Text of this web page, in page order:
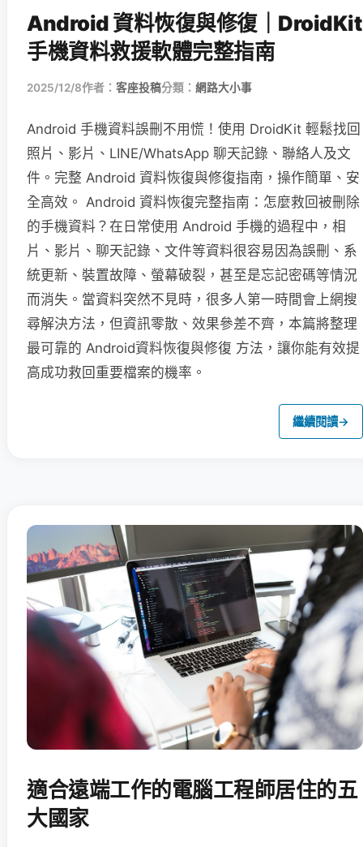
Android 資料恢復與修復｜DroidKit
手機資料救援軟體完整指南
2025/12/8作者： 客座投稿分類： 網路大小事
Android 手機資料誤刪不用慌！使用 DroidKit 輕鬆找回
照片、影片、LINE/WhatsApp 聊天記錄、聯絡人及文
件。完整 Android 資料恢復與修復指南，操作簡單、安
全高效。 Android 資料恢復完整指南：怎麼救回被刪除
的手機資料？在日常使用 Android 手機的過程中，相
片、影片、聊天記錄、文件等資料很容易因為誤刪、系
統更新、裝置故障、螢幕破裂，甚至是忘記密碼等情況
而消失。當資料突然不見時，很多人第一時間會上網搜
尋解決方法，但資訊零散、效果參差不齊，本篇將整理
最可靠的 Android資料恢復與修復 方法，讓你能有效提
高成功救回重要檔案的機率。
繼續閱讀→
適合遠端工作的電腦工程師居住的五
大國家